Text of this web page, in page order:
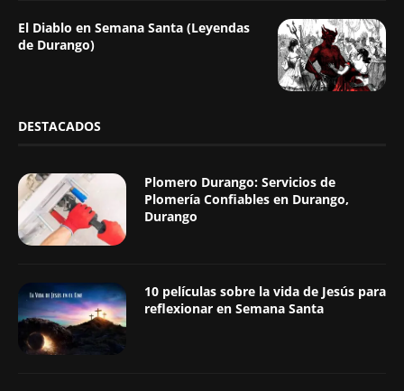
El Diablo en Semana Santa (Leyendas
de Durango)
DESTACADOS
Plomero Durango: Servicios de
Plomería Confiables en Durango,
Durango
10 películas sobre la vida de Jesús para
reflexionar en Semana Santa